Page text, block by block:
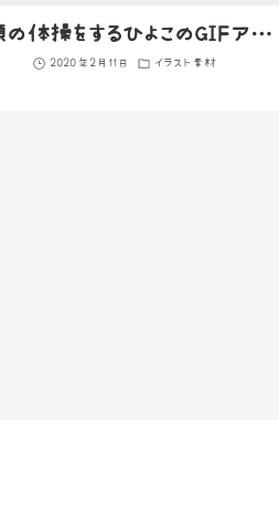
顔の体操をするひよこのGIFアニメ
2020年2月11日 イラスト素材